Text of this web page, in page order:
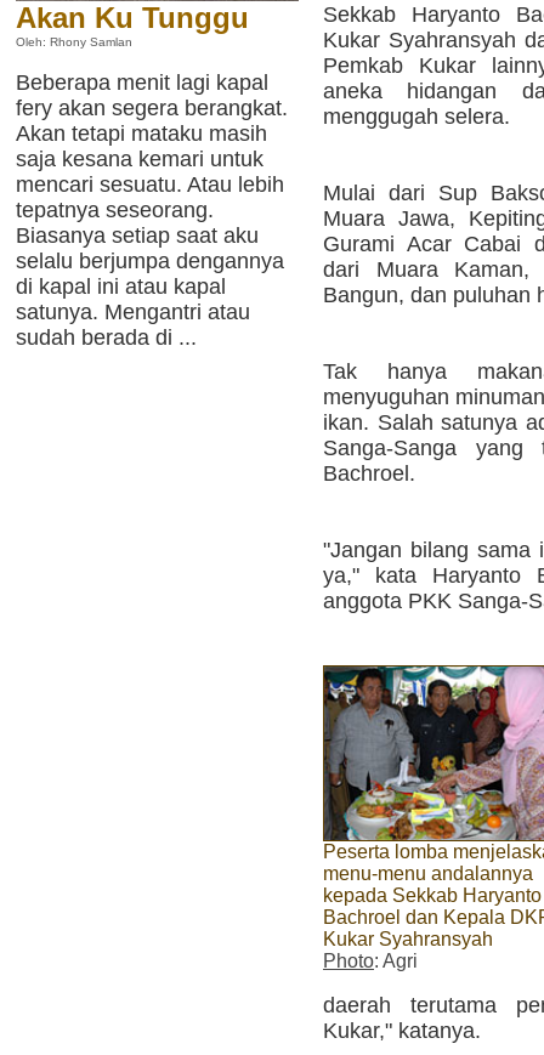
Akan Ku Tunggu
Oleh: Rhony Samlan
Beberapa menit lagi kapal
fery akan segera berangkat.
Akan tetapi mataku masih
saja kesana kemari untuk
mencari sesuatu. Atau lebih
tepatnya seseorang.
Biasanya setiap saat aku
selalu berjumpa dengannya
di kapal ini atau kapal
satunya. Mengantri atau
sudah berada di ...
Sekkab Haryanto
Kukar Syahransyah
Pemkab Kukar
aneka hidangan
menggugah selera.
Mulai dari Sup
Muara Jawa,
Gurami Acar Cabai
dari Muara
Bangun, dan puluhan
Tak hanya
menyuguhan
ikan. Salah satunya
Sanga-Sanga
Bachroel.
"Jangan bilang sama
ya," kata Haryanto
anggota PKK Sanga-
Peserta lomba
menu-menu andalannya
kepada Sekkab Haryanto
Bachroel dan Kepala
Kukar Syahransyah
Photo: Agri
daerah terutama
Kukar," katanya.